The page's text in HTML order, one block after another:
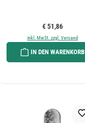
Regulärer Preis:
€ 51,86
inkl. MwSt. zzgl. Versand
IN DEN WARENKORB